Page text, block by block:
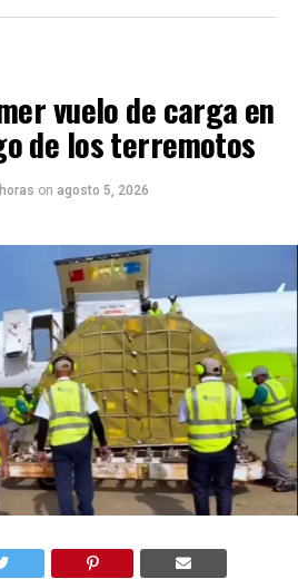
vuelo de carga en
de los terremotos
on agosto 5, 2026